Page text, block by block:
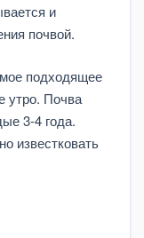
и
почвой.
подходящее
утро. Почва
3-4 года.
известковать